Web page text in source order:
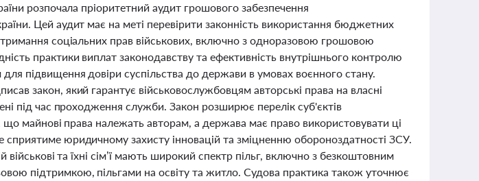
розпочала пріоритетний аудит грошового забезпечення
Цей аудит має на меті перевірити законність використання бюджетних
соціальних прав військових, включно з одноразовою грошовою
практики виплат законодавству та ефективність внутрішнього контролю
підвищення довіри суспільства до держави в умовах воєнного стану.
закон, який гарантує військовослужбовцям авторські права на власні
під час проходження служби. Закон розширює перелік суб'єктів
що майнові права належать авторам, а держава має право використовувати ці
юридичному захисту інновацій та зміцненню обороноздатності ЗСУ.
військові та їхні сім’ї мають широкий спектр пільг, включно з безкоштовним
підтримкою, пільгами на освіту та житло. Судова практика також уточнює